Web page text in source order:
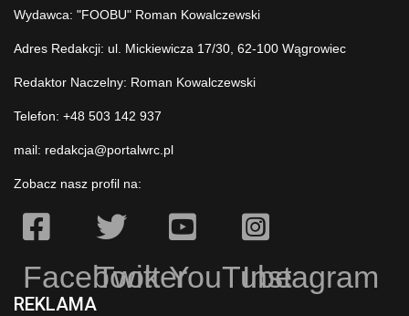
Wydawca: "FOOBU" Roman Kowalczewski
Adres Redakcji: ul. Mickiewicza 17/30, 62-100 Wągrowiec
Redaktor Naczelny: Roman Kowalczewski
Telefon: +48 503 142 937
mail: redakcja@portalwrc.pl
Zobacz nasz profil na:
Facebook
TwitterYouTubeInstagram
REKLAMA